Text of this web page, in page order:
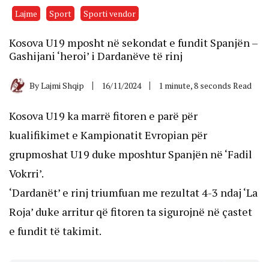
Lajme Sport Sporti vendor
Kosova U19 mposht në sekondat e fundit Spanjën –
Gashijani ‘heroi’ i Dardanëve të rinj
ByLajmi Shqip 16/11/2024 1 minute, 8 seconds Read
Kosova U19 ka marrë fitoren e parë për
kualifikimet e Kampionatit Evropian për
grupmoshat U19 duke mposhtur Spanjën në ‘Fadil
Vokrri’.
‘Dardanët’ e rinj triumfuan me rezultat 4-3 ndaj ‘La
Roja’ duke arritur që fitoren ta sigurojnë në çastet
e fundit të takimit.